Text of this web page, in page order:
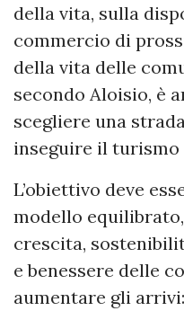
della vita, sulla
commercio di
della vita delle
secondo Aloisio, è
scegliere una
inseguire il turismo
L’obiettivo deve
modello
crescita,
e benessere delle
aumentare gli